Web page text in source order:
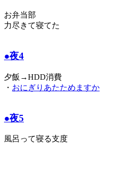
お弁当部
力尽きて寝てた
●夜4
夕飯→HDD消費
・ おにぎりあたためますか
●夜5
風呂って寝る支度